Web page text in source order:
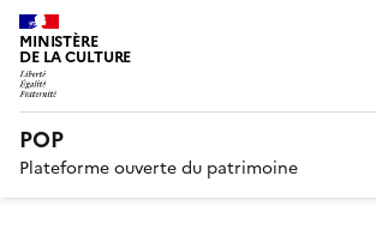
MINISTÈRE
DE LA CULTURE
POP
Plateforme ouverte du patrimoine